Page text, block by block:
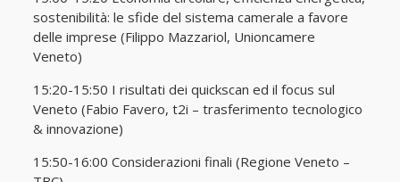
sostenibilità: le sfide del sistema camerale a favore
delle imprese (Filippo Mazzariol, Unioncamere
Veneto)
15:20-15:50 I risultati dei quickscan ed il focus sul
Veneto (Fabio Favero, t2i – trasferimento tecnologico
& innovazione)
15:50-16:00 Considerazioni finali (Regione Veneto –